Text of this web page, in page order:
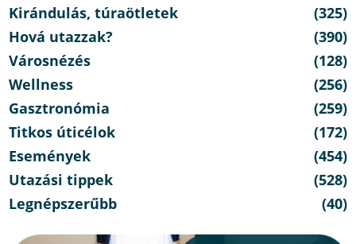
Kirándulás, túraötletek
(325)
Hová utazzak?
(390)
Városnézés
(128)
Wellness
(256)
Gasztronómia
(259)
Titkos úticélok
(172)
Események
(454)
Utazási tippek
(528)
Legnépszerűbb
(40)